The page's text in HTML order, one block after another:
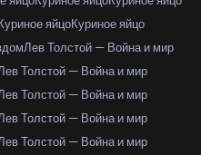
яйцоКуриное яйцо
Лев Толстой — Война и мир
Толстой — Война и мир
Толстой — Война и мир
Толстой — Война и мир
Толстой — Война и мир